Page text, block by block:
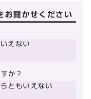
お聞かせください
えない
か？
ともいえない